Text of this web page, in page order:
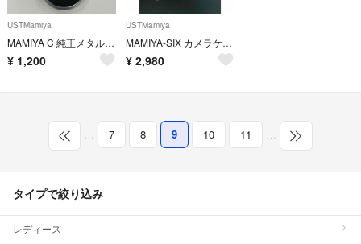
USTMamiya
MAMIYA C 純正メタルキャップ マミヤC 二眼レフ 現状品
¥ 1,200
USTMamiya
MAMIYA-SIX カメラケース ヴィンテージ ブラウン
¥ 2,980
… 7 8 9 10 11 …
タイプで絞り込み
レディース